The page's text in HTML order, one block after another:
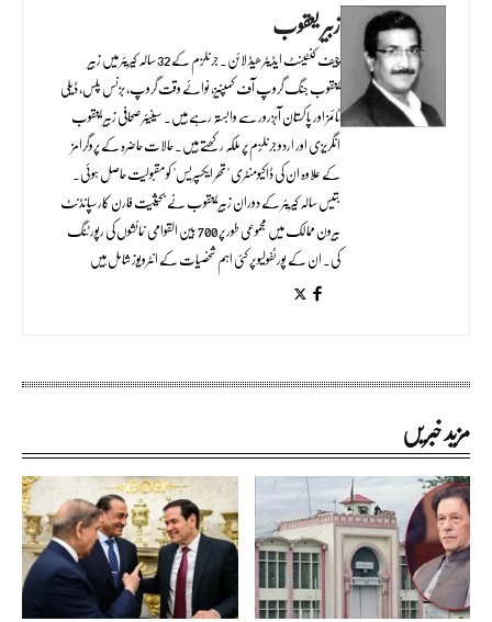
زبیر یعقوب
چیف کنٹینٹ ایڈیٹر ھیڈ لائن۔ جرنلزم کے 32 سالہ کیریئر میں زبیر
یعقوب جنگ گروپ آف کمپنیز، نوائے وقت گروپ، بزنس پلس، ڈیلی
ٹائمز اور پاکستان آبزرور سے وابستہ رہے ہیں۔ سینیئر صحافی زبیر یعقوب
انگریزی اور اردو جرنلزم پر ملکہ رکھتے ہیں۔ حالات حاضرہ کے پروگرامز
کے علاوہ ان کی ڈاکیومنٹری "تھر ایکسپریس" کو مقبولیت حاصل ہوئی۔
بتیس سالہ کیریئر کے دوران زبیر یعقوب نے بحیثیت فارن کارسپانڈنٹ
بیرون ممالک میں مجموعی طور پر 700 بین القوامی نمائشوں کی رپورٹنگ
کی۔ ان کے پورٹفولیو پر کئی اہم شخصیات کے انٹرویوز شامل ہیں
مزید خبریں